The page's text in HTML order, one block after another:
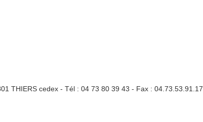
THIERS cedex - Tél : 04 73 80 39 43 - Fax : 04.73.53.91.17